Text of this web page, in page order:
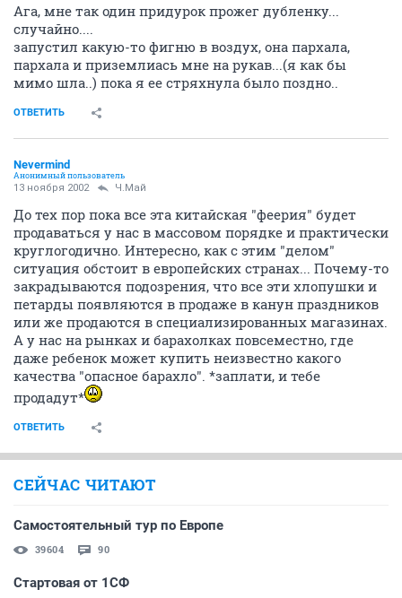
Ага, мне так один придурок прожег дубленку...
случайно....
запустил какую-то фигню в воздух, она пархала,
пархала и приземлиась мне на рукав...(я как бы
мимо шла..) пока я ее стряхнула было поздно..
ОТВЕТИТЬ
Nevermind
Анонимный пользователь
13 ноября 2002 Ч.Май
До тех пор пока все эта китайская "феерия" будет
продаваться у нас в массовом порядке и практически
круглогодично. Интересно, как с этим "делом"
ситуация обстоит в европейских странах... Почему-то
закрадываются подозрения, что все эти хлопушки и
петарды появляются в продаже в канун праздников
или же продаются в специализированных магазинах.
А у нас на рынках и барахолках повсеместно, где
даже ребенок может купить неизвестно какого
качества "опасное барахло". *заплати, и тебе
продадут*
ОТВЕТИТЬ
СЕЙЧАС ЧИТАЮТ
Самостоятельный тур по Европе
39604 90
Стартовая от 1СФ